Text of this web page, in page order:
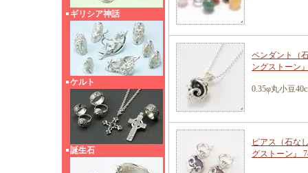
ギリシア神話
ケルト
誕生石
ペンダント（
ングストーン
0.35φ丸小豆
ピアス（石な
グストーン』